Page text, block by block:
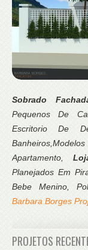
Sobrado
Pequenos De
Escritorio De
Apartamento,
Planejados Em
Bebe Menino,
Barbara Borges
PROJETOS